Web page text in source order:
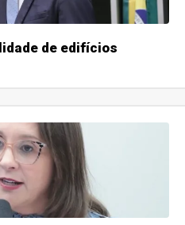
de edifícios